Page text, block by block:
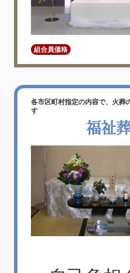
組合員価格
各市区町村指定の内容で、火葬
す
福祉